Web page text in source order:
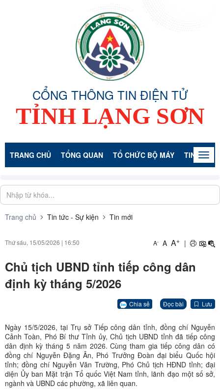
CỔNG THÔNG TIN ĐIỆN TỬ
TỈNH LẠNG SƠN
TRANG CHỦ TỔNG QUAN TỔ CHỨC BỘ MÁY TIN TỨC -
Trang chủ Tin tức - Sự kiện Tin mới
Thứ sáu, 15/05/2026 | 16:50 A- A A+ |
Chủ tịch UBND tỉnh tiếp công dân
định kỳ tháng 5/2026
Chia sẻ Đọc bài Lưu
Ngày 15/5/2026, tại Trụ sở Tiếp công dân tỉnh, đồng chí Nguyễn
Cảnh Toàn, Phó Bí thư Tỉnh ủy, Chủ tịch UBND tỉnh đã tiếp công
dân định kỳ tháng 5 năm 2026. Cùng tham gia tiếp công dân có
đồng chí Nguyễn Đặng Ân, Phó Trưởng Đoàn đại biểu Quốc hội
tỉnh; đồng chí Nguyễn Văn Trường, Phó Chủ tịch HĐND tỉnh; đại
diện Ủy ban Mặt trận Tổ quốc Việt Nam tỉnh, lãnh đạo một số sở,
ngành và UBND các phường, xã liên quan.